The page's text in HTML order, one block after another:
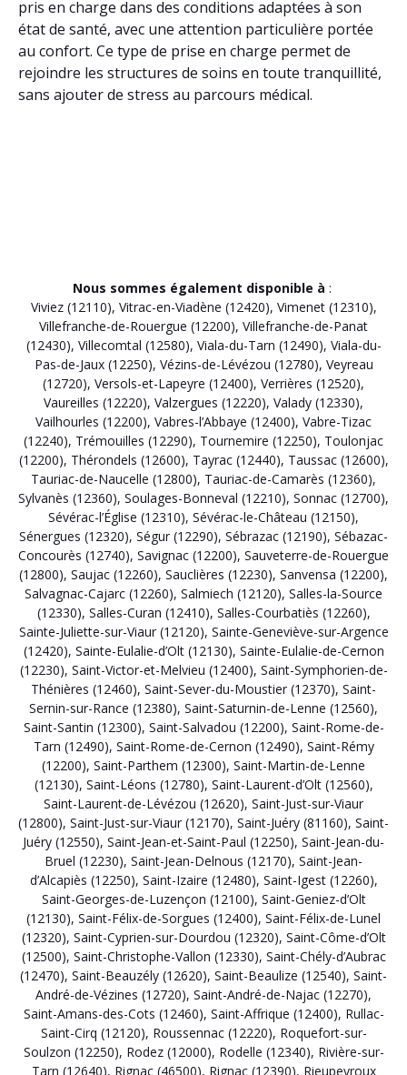
pris en charge dans des conditions adaptées à son
état de santé, avec une attention particulière portée
au confort. Ce type de prise en charge permet de
rejoindre les structures de soins en toute tranquillité,
sans ajouter de stress au parcours médical.
Nous sommes également disponible à :
Viviez (12110), Vitrac-en-Viadène (12420), Vimenet (12310),
Villefranche-de-Rouergue (12200), Villefranche-de-Panat
(12430), Villecomtal (12580), Viala-du-Tarn (12490), Viala-du-
Pas-de-Jaux (12250), Vézins-de-Lévézou (12780), Veyreau
(12720), Versols-et-Lapeyre (12400), Verrières (12520),
Vaureilles (12220), Valzergues (12220), Valady (12330),
Vailhourles (12200), Vabres-l’Abbaye (12400), Vabre-Tizac
(12240), Trémouilles (12290), Tournemire (12250), Toulonjac
(12200), Thérondels (12600), Tayrac (12440), Taussac (12600),
Tauriac-de-Naucelle (12800), Tauriac-de-Camarès (12360),
Sylvanès (12360), Soulages-Bonneval (12210), Sonnac (12700),
Sévérac-l’Église (12310), Sévérac-le-Château (12150),
Sénergues (12320), Ségur (12290), Sébrazac (12190), Sébazac-
Concourès (12740), Savignac (12200), Sauveterre-de-Rouergue
(12800), Saujac (12260), Sauclières (12230), Sanvensa (12200),
Salvagnac-Cajarc (12260), Salmiech (12120), Salles-la-Source
(12330), Salles-Curan (12410), Salles-Courbatiès (12260),
Sainte-Juliette-sur-Viaur (12120), Sainte-Geneviève-sur-Argence
(12420), Sainte-Eulalie-d’Olt (12130), Sainte-Eulalie-de-Cernon
(12230), Saint-Victor-et-Melvieu (12400), Saint-Symphorien-de-
Thénières (12460), Saint-Sever-du-Moustier (12370), Saint-
Sernin-sur-Rance (12380), Saint-Saturnin-de-Lenne (12560),
Saint-Santin (12300), Saint-Salvadou (12200), Saint-Rome-de-
Tarn (12490), Saint-Rome-de-Cernon (12490), Saint-Rémy
(12200), Saint-Parthem (12300), Saint-Martin-de-Lenne
(12130), Saint-Léons (12780), Saint-Laurent-d’Olt (12560),
Saint-Laurent-de-Lévézou (12620), Saint-Just-sur-Viaur
(12800), Saint-Just-sur-Viaur (12170), Saint-Juéry (81160), Saint-
Juéry (12550), Saint-Jean-et-Saint-Paul (12250), Saint-Jean-du-
Bruel (12230), Saint-Jean-Delnous (12170), Saint-Jean-
d’Alcapiès (12250), Saint-Izaire (12480), Saint-Igest (12260),
Saint-Georges-de-Luzençon (12100), Saint-Geniez-d’Olt
(12130), Saint-Félix-de-Sorgues (12400), Saint-Félix-de-Lunel
(12320), Saint-Cyprien-sur-Dourdou (12320), Saint-Côme-d’Olt
(12500), Saint-Christophe-Vallon (12330), Saint-Chély-d’Aubrac
(12470), Saint-Beauzély (12620), Saint-Beaulize (12540), Saint-
André-de-Vézines (12720), Saint-André-de-Najac (12270),
Saint-Amans-des-Cots (12460), Saint-Affrique (12400), Rullac-
Saint-Cirq (12120), Roussennac (12220), Roquefort-sur-
Soulzon (12250), Rodez (12000), Rodelle (12340), Rivière-sur-
Tarn (12640), Rignac (46500), Rignac (12390), Rieupeyroux